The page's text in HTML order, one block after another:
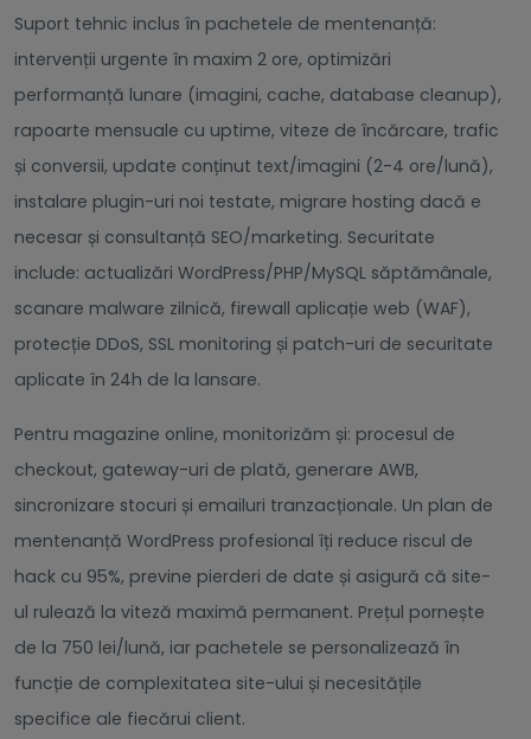
Suport tehnic inclus în pachetele de mentenanță:
intervenții urgente în maxim 2 ore, optimizări
performanță lunare (imagini, cache, database cleanup),
rapoarte mensuale cu uptime, viteze de încărcare, trafic
și conversii, update conținut text/imagini (2-4 ore/lună),
instalare plugin-uri noi testate, migrare hosting dacă e
necesar și consultanță SEO/marketing. Securitate
include: actualizări WordPress/PHP/MySQL săptămânale,
scanare malware zilnică, firewall aplicație web (WAF),
protecție DDoS, SSL monitoring și patch-uri de securitate
aplicate în 24h de la lansare.
Pentru magazine online, monitorizăm și: procesul de
checkout, gateway-uri de plată, generare AWB,
sincronizare stocuri și emailuri tranzacționale. Un plan de
mentenanță WordPress profesional îți reduce riscul de
hack cu 95%, previne pierderi de date și asigură că site-
ul rulează la viteză maximă permanent. Prețul pornește
de la 750 lei/lună, iar pachetele se personalizează în
funcție de complexitatea site-ului și necesitățile
specifice ale fiecărui client.